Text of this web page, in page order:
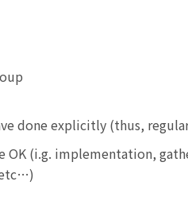
done explicitly (thus,
(i.g. implementation,